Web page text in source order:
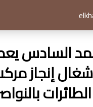
السادس
إنجاز